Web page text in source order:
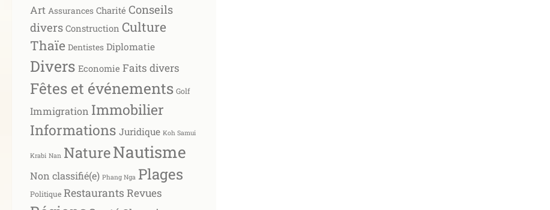
Art Assurances Charité Conseils
divers Construction Culture
Thaïe Dentistes Diplomatie
Divers Economie Faits divers
Fêtes et événements Golf
Immigration Immobilier
Informations Juridique Koh Samui
Krabi Nan NatureNautisme
Non classifié(e) Phang Nga Plages
Politique Restaurants Revues